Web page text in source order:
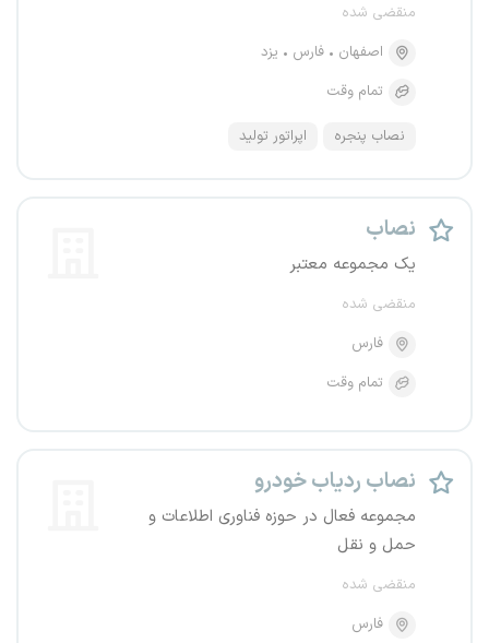
منقضی شده
اصفهان
فارس
یزد
تمام وقت
نصاب پنجره اپراتور تولید
نصاب
یک مجموعه معتبر
منقضی شده
فارس
تمام وقت
نصاب ردیاب خودرو
مجموعه فعال در حوزه فناوری اطلاعات و
حمل و نقل
منقضی شده
فارس